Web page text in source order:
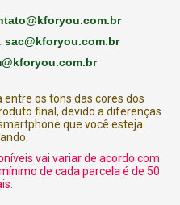
sac@kforyou.com.br
entre os tons das cores dos
final, devido a diferenças
que você esteja
vai variar de acordo com
de cada parcela é de 50